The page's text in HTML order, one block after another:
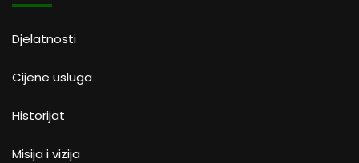
Djelatnosti
Cijene usluga
Historijat
Misija i vizija